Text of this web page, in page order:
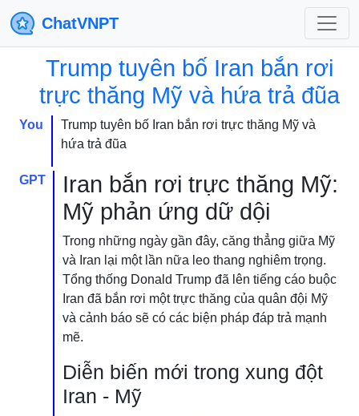
ChatVNPT
Trump tuyên bố Iran bắn rơi
trực thăng Mỹ và hứa trả đũa
You
Trump tuyên bố Iran bắn rơi trực thăng Mỹ và
hứa trả đũa
GPT
Iran bắn rơi trực thăng Mỹ:
Mỹ phản ứng dữ dội
Trong những ngày gần đây, căng thẳng giữa Mỹ
và Iran lại một lần nữa leo thang nghiêm trọng.
Tổng thống Donald Trump đã lên tiếng cáo buộc
Iran đã bắn rơi một trực thăng của quân đội Mỹ
và cảnh báo sẽ có các biện pháp đáp trả mạnh
mẽ.
Diễn biến mới trong xung đột
Iran - Mỹ